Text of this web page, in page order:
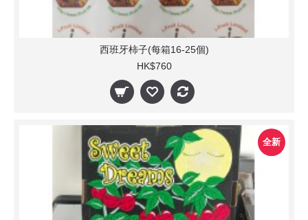
西班牙柿子(每箱16-25個)
HK$760
全新